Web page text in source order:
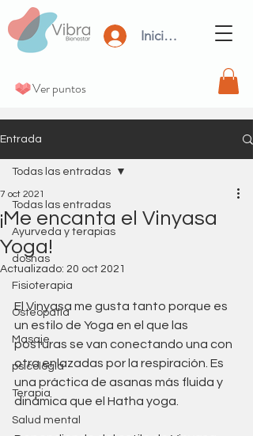
Iniciar Sesión
Ver puntos
Entrada
Todas las entradas
Ayurveda y terapias
doshas
Fisioterapia
Osteopatia
Masaje
psicología
Terapia
Salud mental
Todas las entradas
¡Me encanta el Vinyasa
Yoga!
7 oct 2021
Actualizado: 20 oct 2021
El Vinyasa me gusta tanto porque es
un estilo de Yoga en el que las
posturas se van conectando una con
otra enlazadas por la respiración. Es
una práctica de asanas más fluida y
dinámica que el Hatha yoga.